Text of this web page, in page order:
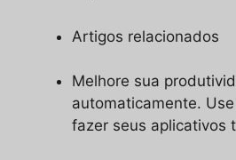
Artigos relacionados
Melhore sua
automaticamente.
fazer seus aplicativos